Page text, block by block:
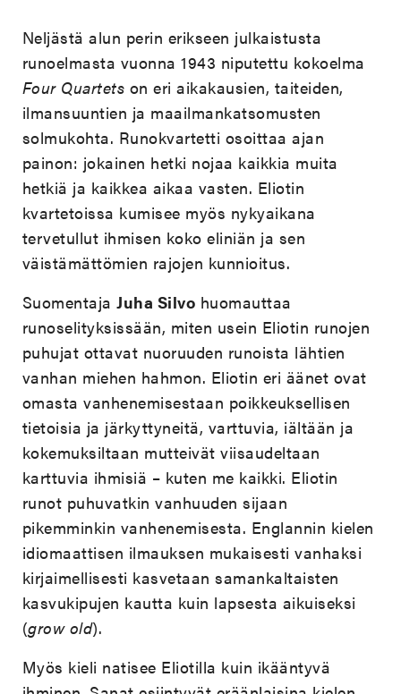
Neljästä alun perin erikseen julkaistusta
runoelmasta vuonna 1943 niputettu kokoelma
Four Quartets on eri aikakausien, taiteiden,
ilmansuuntien ja maailmankatsomusten
solmukohta. Runokvartetti osoittaa ajan
painon: jokainen hetki nojaa kaikkia muita
hetkiä ja kaikkea aikaa vasten. Eliotin
kvartetoissa kumisee myös nykyaikana
tervetullut ihmisen koko eliniän ja sen
väistämättömien rajojen kunnioitus.
SuomentajaJuha Silvo huomauttaa
runoselityksissään, miten usein Eliotin runojen
puhujat ottavat nuoruuden runoista lähtien
vanhan miehen hahmon. Eliotin eri äänet ovat
omasta vanhenemisestaan poikkeuksellisen
tietoisia ja järkyttyneitä, varttuvia, iältään ja
kokemuksiltaan mutteivät viisaudeltaan
karttuvia ihmisiä – kuten me kaikki. Eliotin
runot puhuvatkin vanhuuden sijaan
pikemminkin vanhenemisesta. Englannin kielen
idiomaattisen ilmauksen mukaisesti vanhaksi
kirjaimellisesti kasvetaan samankaltaisten
kasvukipujen kautta kuin lapsesta aikuiseksi
(grow old).
Myös kieli natisee Eliotilla kuin ikääntyvä